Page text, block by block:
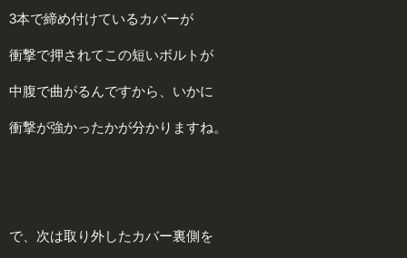
3本で締め付けているカバーが
衝撃で押されてこの短いボルトが
中腹で曲がるんですから、いかに
衝撃が強かったかが分かりますね。
で、次は取り外したカバー裏側を